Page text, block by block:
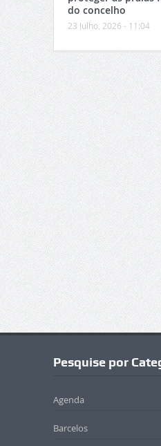
do concelho
23 Julho, 2026 - 11:04
Pesquise por
Agenda
Barcelos